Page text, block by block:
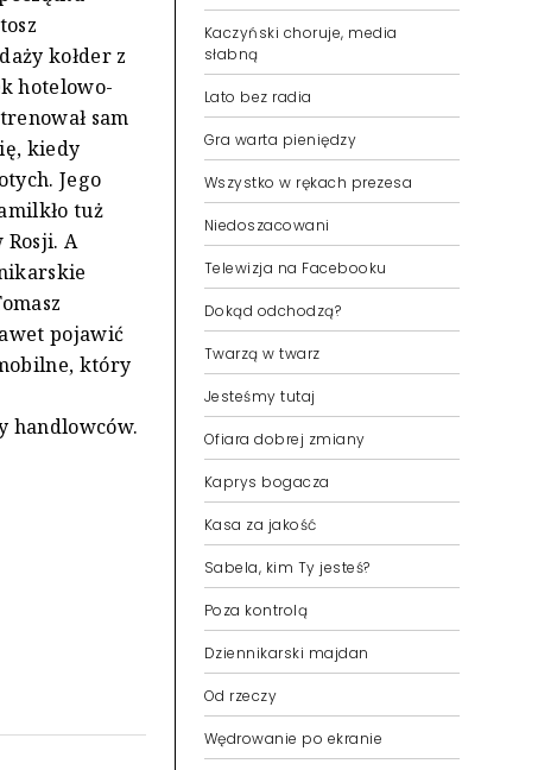
kołder z
hotelowo-
sam
kiedy
Jego
tuż
A
pojawić
który
handlowców.
Kaczyński choruje, media
słabną
Lato bez radia
Gra warta pieniędzy
Wszystko w rękach prezesa
Niedoszacowani
Telewizja na Facebooku
Dokąd odchodzą?
Twarzą w twarz
Jesteśmy tutaj
Ofiara dobrej zmiany
Kaprys bogacza
Kasa za jakość
Sabela, kim Ty jesteś?
Poza kontrolą
Dziennikarski majdan
Od rzeczy
Wędrowanie po ekranie